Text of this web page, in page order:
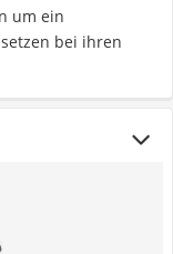
um ein
bei ihren